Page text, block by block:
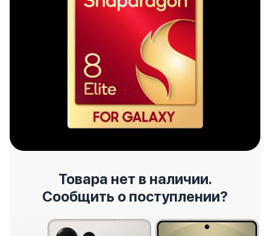
Товара нет в наличии.
Сообщить о поступлении?